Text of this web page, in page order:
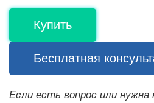
Купить
Бесплатная
Если есть вопрос или